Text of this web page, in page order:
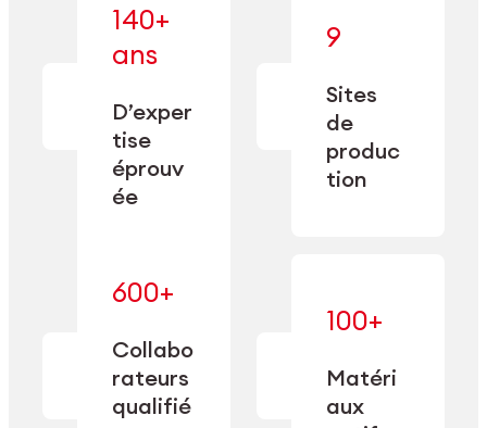
140+
ans
D’exper
tise
éprouv
ée
précision
1885.
9
Sites
de
produc
tion
approfondie
capacité de
double
600+
Collabo
rateurs
qualifié
expertise
transformée
performance
100+
Matéri
aux
— maîtrisés
et adaptés
exigences
de chaque